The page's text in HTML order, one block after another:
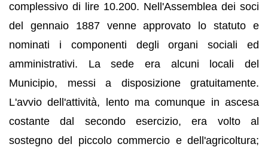
complessivo di lire 10.200. Nell'Assemblea dei soci
del gennaio 1887 venne approvato lo statuto e
nominati i componenti degli organi sociali ed
amministrativi. La sede era alcuni locali del
Municipio, messi a disposizione gratuitamente.
L'avvio dell'attività, lento ma comunque in ascesa
costante dal secondo esercizio, era volto al
sostegno del piccolo commercio e dell'agricoltura;